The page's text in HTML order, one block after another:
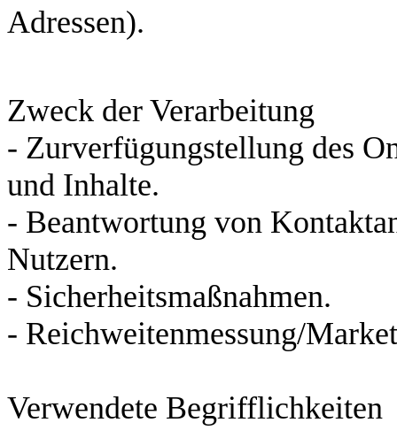
Adressen).
Zweck der Verarbeitung
- Zurverfügungstellung des
und Inhalte.
- Beantwortung von
Nutzern.
- Sicherheitsmaßnahmen.
- Reichweitenmessung/
Verwendete Begrifflichkeiten